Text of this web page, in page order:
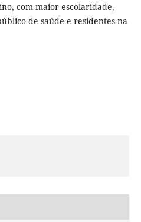
com maior escolaridade,
de saúde e residentes na